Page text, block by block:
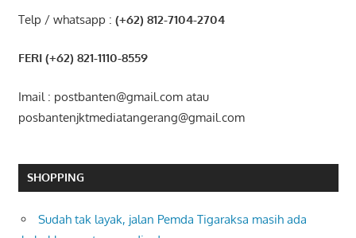
Telp / whatsapp : (+62) 812-7104-2704
FERI (+62) 821-1110-8559
Imail : postbanten@gmail.com atau
posbantenjktmediatangerang@gmail.com
SHOPPING
Sudah tak layak, jalan Pemda Tigaraksa masih ada